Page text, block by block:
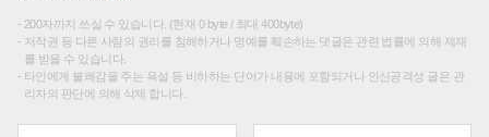
200자까지 쓰실 수 있습니다. (현재 0 byte / 최대 400byte)
저작권 등 다른 사람의 권리를 침해하거나 명예를 훼손하는 댓글은 관련 법률에 의해 제재
를 받을 수 있습니다.
타인에게 불쾌감을 주는 욕설 등 비하하는 단어가 내용에 포함되거나 인신공격성 글은 관
리자의 판단에 의해 삭제 합니다.